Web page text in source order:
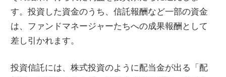
す。投資した資金のうち、信託報酬など一部の資金
は、ファンドマネージャーたちへの成果報酬として
差し引かれます。
投資信託には、株式投資のように配当金が出る「配